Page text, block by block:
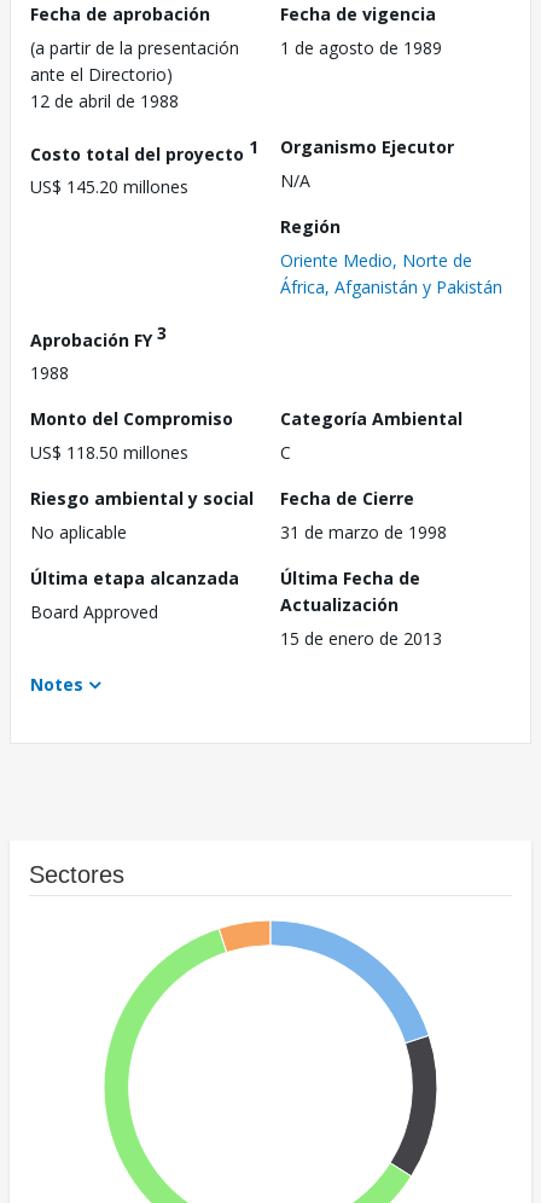
Fecha de aprobación
(a partir de la presentación
ante el Directorio)
12 de abril de 1988
Fecha de vigencia
1 de agosto de 1989
Costo total del proyecto 1
US$ 145.20 millones
Organismo Ejecutor
N/A
Región
Oriente Medio, Norte de
África, Afganistán y Pakistán
Aprobación FY3
1988
Monto del Compromiso
US$ 118.50 millones
Categoría Ambiental
C
Riesgo ambiental y social
No aplicable
Fecha de Cierre
31 de marzo de 1998
Última etapa alcanzada
Board Approved
Última Fecha de
Actualización
15 de enero de 2013
Notes
Sectores